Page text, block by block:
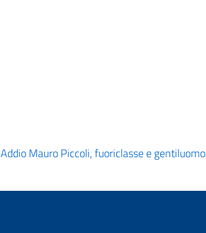
Addio Mauro Piccoli, fuoriclasse e gentiluomo